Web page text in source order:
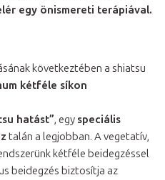
egy önismereti terápiával.
következtében a shiatsu
kétféle síkon
hatást”, egy speciális
talán a legjobban. A vegetatív,
kétféle beidegzéssel
beidegzés biztosítja az